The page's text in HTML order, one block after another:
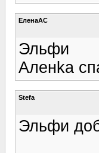
ЕленаАС
Эльфи
Аленka
Stefa
Эльфи